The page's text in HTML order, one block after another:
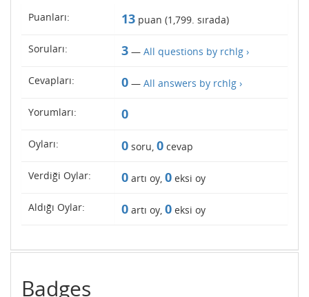
Puanları: 13 puan (1,799. sırada)
Soruları: 3 — All questions by rchlg ›
Cevapları: 0 — All answers by rchlg ›
Yorumları: 0
Oyları: 0 soru, 0 cevap
Verdiği Oylar: 0 artı oy, 0 eksi oy
Aldığı Oylar: 0 artı oy, 0 eksi oy
Badges